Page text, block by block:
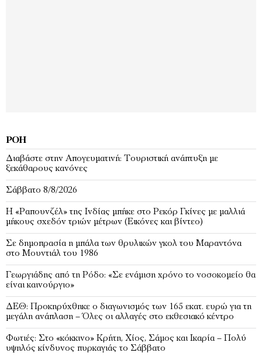
ΡΟΉ
Διαβάστε στην Απογευματινή: Τουριστική ανάπτυξη με
ξεκάθαρους κανόνες
Σάββατο 8/8/2026
Η «Ραπουνζέλ» της Ινδίας μπήκε στο Ρεκόρ Γκίνες με μαλλιά
μήκους σχεδόν τριών μέτρων (Εικόνες και βίντεο)
Σε δημοπρασία η μπάλα των θρυλικών γκολ του Μαραντόνα
στο Μουντιάλ του 1986
Γεωργιάδης από τη Ρόδο: «Σε ενάμιση χρόνο το νοσοκομείο θα
είναι καινούργιο»
ΔΕΘ: Προκηρύχθηκε ο διαγωνισμός των 165 εκατ. ευρώ για τη
μεγάλη ανάπλαση – Όλες οι αλλαγές στο εκθεσιακό κέντρο
Φωτιές: Στο «κόκκινο» Κρήτη, Χίος, Σάμος και Ικαρία – Πολύ
υψηλός κίνδυνος πυρκαγιάς το Σάββατο